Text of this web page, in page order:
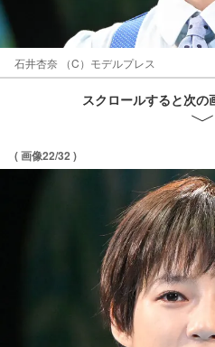
石井杏奈 （C）モデルプレス
スクロールすると次
( 画像22/32 )